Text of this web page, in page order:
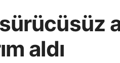
aldı